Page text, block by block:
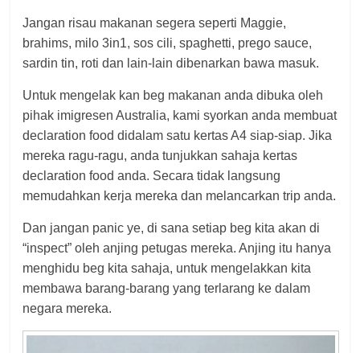
Jangan risau makanan segera seperti Maggie,
brahims, milo 3in1, sos cili, spaghetti, prego sauce,
sardin tin, roti dan lain-lain dibenarkan bawa masuk.
Untuk mengelak kan beg makanan anda dibuka oleh
pihak imigresen Australia, kami syorkan anda membuat
declaration food didalam satu kertas A4 siap-siap. Jika
mereka ragu-ragu, anda tunjukkan sahaja kertas
declaration food anda. Secara tidak langsung
memudahkan kerja mereka dan melancarkan trip anda.
Dan jangan panic ye, di sana setiap beg kita akan di
“inspect” oleh anjing petugas mereka. Anjing itu hanya
menghidu beg kita sahaja, untuk mengelakkan kita
membawa barang-barang yang terlarang ke dalam
negara mereka.